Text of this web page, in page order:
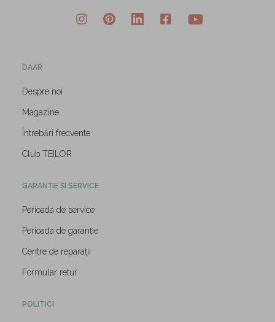
DAAR
Despre noi
Magazine
Întrebări frecvente
Club TEILOR
GARANȚIE ȘI SERVICE
Perioada de service
Perioada de garanție
Centre de reparații
Formular retur
POLITICI